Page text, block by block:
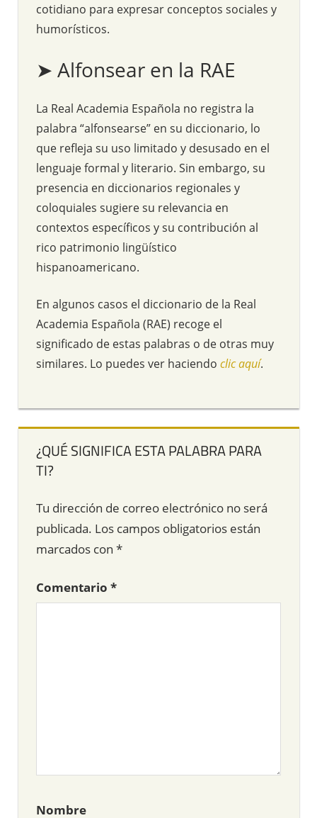
cotidiano para expresar conceptos sociales y
humorísticos.
➤ Alfonsear en la RAE
La Real Academia Española no registra la
palabra “alfonsearse” en su diccionario, lo
que refleja su uso limitado y desusado en el
lenguaje formal y literario. Sin embargo, su
presencia en diccionarios regionales y
coloquiales sugiere su relevancia en
contextos específicos y su contribución al
rico patrimonio lingüístico
hispanoamericano.
En algunos casos el diccionario de la Real
Academia Española (RAE) recoge el
significado de estas palabras o de otras muy
similares. Lo puedes ver haciendo clic aquí.
¿QUÉ SIGNIFICA ESTA PALABRA PARA
TI?
Tu dirección de correo electrónico no será
publicada. Los campos obligatorios están
marcados con *
Comentario *
Nombre